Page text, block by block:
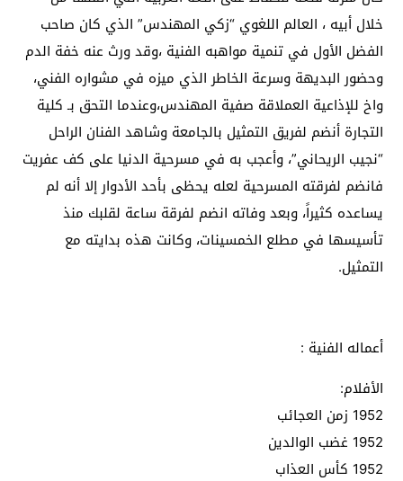
خلال أبيه ، العالم اللغوي “زكي المهندس” الذي كان صاحب
الفضل الأول في تنمية مواهبه الفنية ،وقد ورث عنه خفة الدم
وحضور البديهة وسرعة الخاطر الذي ميزه في مشواره الفني،
واخ للإذاعية العملاقة صفية المهندس،وعندما التحق بـ كلية
التجارة أنضم لفريق التمثيل بالجامعة وشاهد الفنان الراحل
“نجيب الريحاني”، وأعجب به في مسرحية الدنيا على كف عفريت
فانضم لفرقته المسرحية لعله يحظى بأحد الأدوار إلا أنه لم
يساعده كثيراً، وبعد وفاته انضم لفرقة ساعة لقلبك منذ
تأسيسها في مطلع الخمسينات، وكانت هذه بدايته مع
التمثيل.
أعماله الفنية :
الأفلام:
1952 زمن العجائب
1952 غضب الوالدين
1952 كأس العذاب